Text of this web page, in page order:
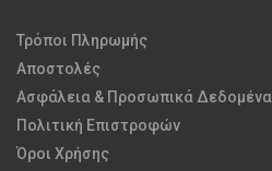
Τρόποι Πληρωμής
Αποστολές
Ασφάλεια & Προσωπικά Δεδομένα
Πολιτική Επιστροφών
Όροι Χρήσης